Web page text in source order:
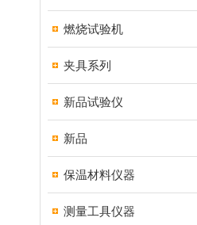
燃烧试验机
夹具系列
新品试验仪
新品
保温材料仪器
测量工具仪器